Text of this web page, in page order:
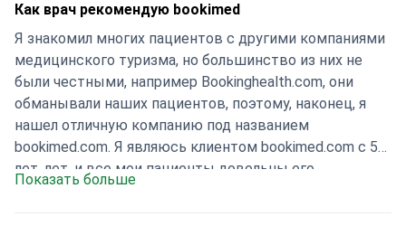
Как врач рекомендую bookimed
Я знакомил многих пациентов с другими компаниями
медицинского туризма, но большинство из них не
были честными, например Bookinghealth.com, они
обманывали наших пациентов, поэтому, наконец, я
нашел отличную компанию под названием
bookimed.com. Я являюсь клиентом bookimed.com с 5
лет. лет, и все мои пациенты довольны его
персоналом и услугами, поэтому, как врач, я
Показать больше